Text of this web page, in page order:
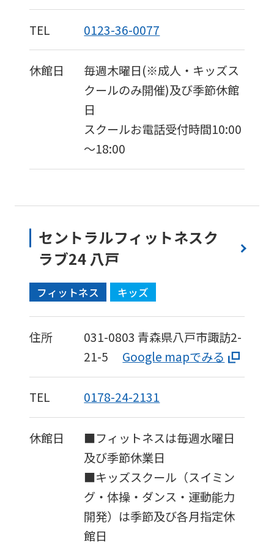
TEL 0123-36-0077
休館日
毎週木曜日(※成人・キッズス
クールのみ開催)及び季節休館
日
スクールお電話受付時間10:00
～18:00
セントラルフィットネスク
ラブ24 八戸
フィットネス キッズ
住所 031-0803 青森県八戸市諏訪2-
21-5
Google mapでみる
TEL 0178-24-2131
休館日
■フィットネスは毎週水曜日
及び季節休業日
■キッズスクール（スイミン
グ・体操・ダンス・運動能力
開発）は季節及び各月指定休
館日